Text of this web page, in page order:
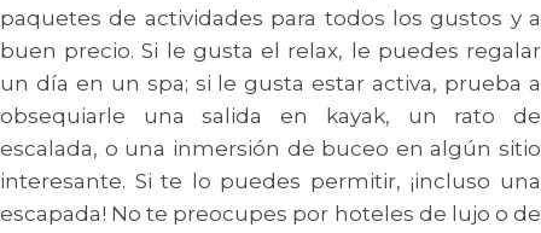
paquetes de actividades para todos los gustos y a
buen precio. Si le gusta el relax, le puedes regalar
un día en un spa; si le gusta estar activa, prueba a
obsequiarle una salida en kayak, un rato de
escalada, o una inmersión de buceo en algún sitio
interesante. Si te lo puedes permitir, ¡incluso una
escapada! No te preocupes por hoteles de lujo o de